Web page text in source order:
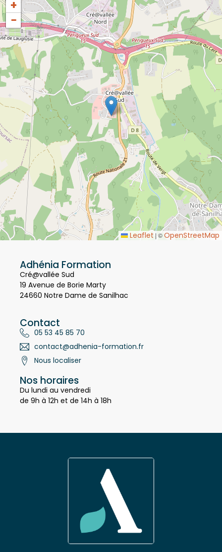
+
−
Leaflet | ©OpenStreetMap
Adhénia Formation
Cré@vallée Sud
19 Avenue de Borie Marty
24660 Notre Dame de Sanilhac
Contact
05 53 45 85 70
contact@adhenia-formation.fr
Nous localiser
Nos horaires
Du lundi au vendredi
de 9h à 12h et de 14h à 18h